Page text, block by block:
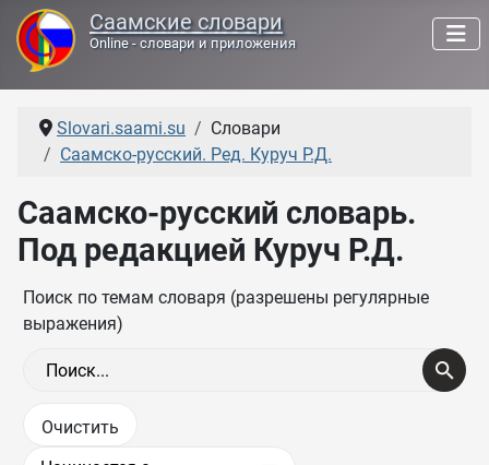
Саамские словари
Online - словари и приложения
Slovari.saami.su
Словари
Саамско-русский. Ред. Куруч Р.Д.
Саамско-русский словарь.
Под редакцией Куруч Р.Д.
Поиск по темам словаря (разрешены регулярные
выражения)